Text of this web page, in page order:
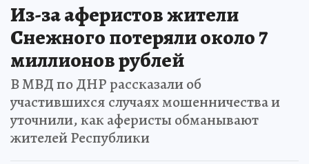
Из-за аферистов жители
Снежного потеряли около 7
миллионов рублей
В МВД по ДНР рассказали об
участившихся случаях мошенничества и
уточнили, как аферисты обманывают
жителей Республики